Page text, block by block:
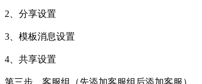
2、分享设置
3、模板消息设置
4、共享设置
第三步、客服组（先添加客服组后添加客服）